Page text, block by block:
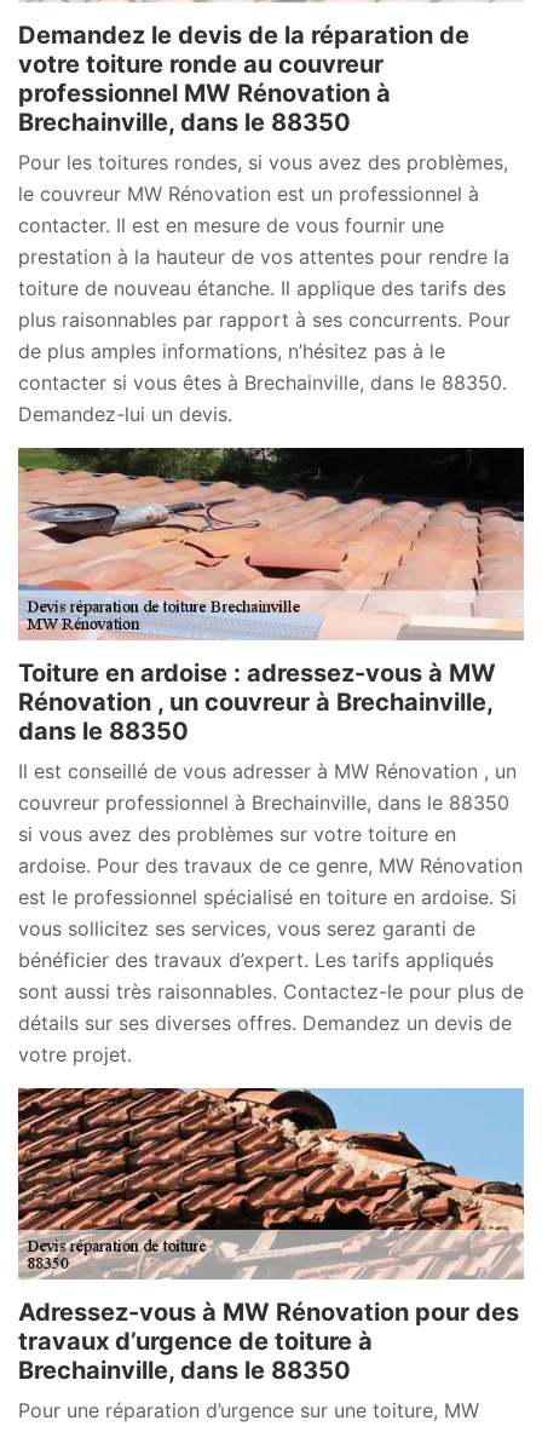
Demandez le devis de la réparation de
votre toiture ronde au couvreur
professionnel MW Rénovation à
Brechainville, dans le 88350
Pour les toitures rondes, si vous avez des problèmes,
le couvreur MW Rénovation est un professionnel à
contacter. Il est en mesure de vous fournir une
prestation à la hauteur de vos attentes pour rendre la
toiture de nouveau étanche. Il applique des tarifs des
plus raisonnables par rapport à ses concurrents. Pour
de plus amples informations, n’hésitez pas à le
contacter si vous êtes à Brechainville, dans le 88350.
Demandez-lui un devis.
Toiture en ardoise : adressez-vous à MW
Rénovation , un couvreur à Brechainville,
dans le 88350
Il est conseillé de vous adresser à MW Rénovation , un
couvreur professionnel à Brechainville, dans le 88350
si vous avez des problèmes sur votre toiture en
ardoise. Pour des travaux de ce genre, MW Rénovation
est le professionnel spécialisé en toiture en ardoise. Si
vous sollicitez ses services, vous serez garanti de
bénéficier des travaux d’expert. Les tarifs appliqués
sont aussi très raisonnables. Contactez-le pour plus de
détails sur ses diverses offres. Demandez un devis de
votre projet.
Adressez-vous à MW Rénovation pour des
travaux d’urgence de toiture à
Brechainville, dans le 88350
Pour une réparation d’urgence sur une toiture, MW